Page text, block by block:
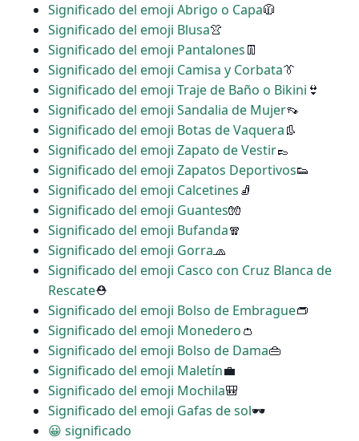
Significado del emoji Abrigo o Capa🧥
Significado del emoji Blusa👚
Significado del emoji Pantalones👖
Significado del emoji Camisa y Corbata👔
Significado del emoji Traje de Baño o Bikini 👙
Significado del emoji Sandalia de Mujer👡
Significado del emoji Botas de Vaquera👢
Significado del emoji Zapato de Vestir👞
Significado del emoji Zapatos Deportivos👟
Significado del emoji Calcetines🧦
Significado del emoji Guantes🧤
Significado del emoji Bufanda🧣
Significado del emoji Gorra🧢
Significado del emoji Casco con Cruz Blanca de
Rescate⛑
Significado del emoji Bolso de Embrague👝
Significado del emoji Monedero👛
Significado del emoji Bolso de Dama👜
Significado del emoji Maletín💼
Significado del emoji Mochila🎒
Significado del emoji Gafas de sol🕶
😀 significado